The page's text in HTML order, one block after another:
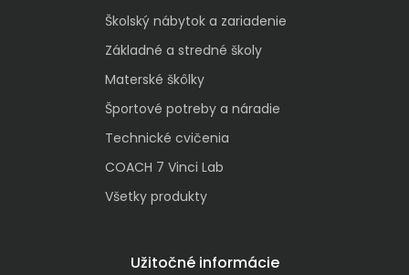
Školský nábytok a zariadenie
Základné a stredné školy
Materské škôlky
Športové potreby a náradie
Technické cvičenia
COACH 7 Vinci Lab
Všetky produkty
Užitočné informácie